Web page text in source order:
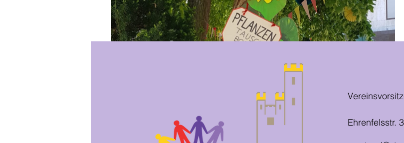
Stefan Schneiders
17. Juni 2022
Ehrenfelsstr.